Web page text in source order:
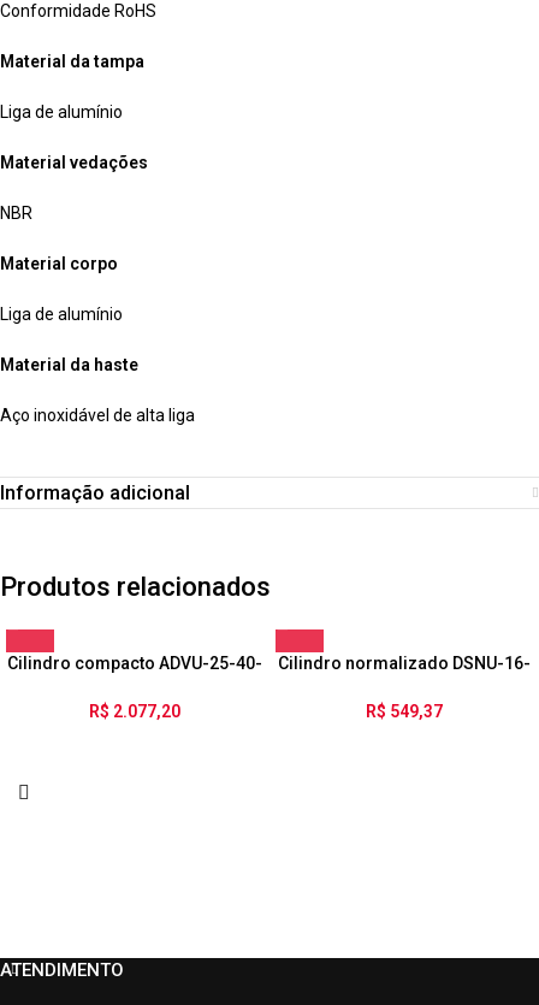
Conformidade RoHS
Material da tampa
Liga de alumínio
Material vedações
NBR
Material corpo
Liga de alumínio
Material da haste
Aço inoxidável de alta liga
Informação adicional
Produtos relacionados
Cilindro compacto ADVU-25-40-
R$ 2.077,20
Cilindro normalizado DSNU-16-
R$ 549,37
ATENDIMENTO